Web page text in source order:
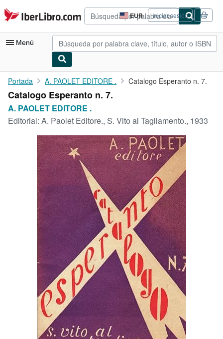
Pasar al contenido principal
IberLibro.com EUR
Preferencias
de
compra
del
Iniciar sesión
Menú
Mi cuenta
Consultar mis pedidos
Libros antiguos
Arte y coleccionismo
Vendedores
Comenzar a vender
CERRAR
Portada A. PAOLET EDITORE . Catalogo Esperanto n. 7.
Catalogo Esperanto n. 7.
A. PAOLET EDITORE .
Editorial: A. Paolet Editore., S. Vito al Tagliamento., 1933